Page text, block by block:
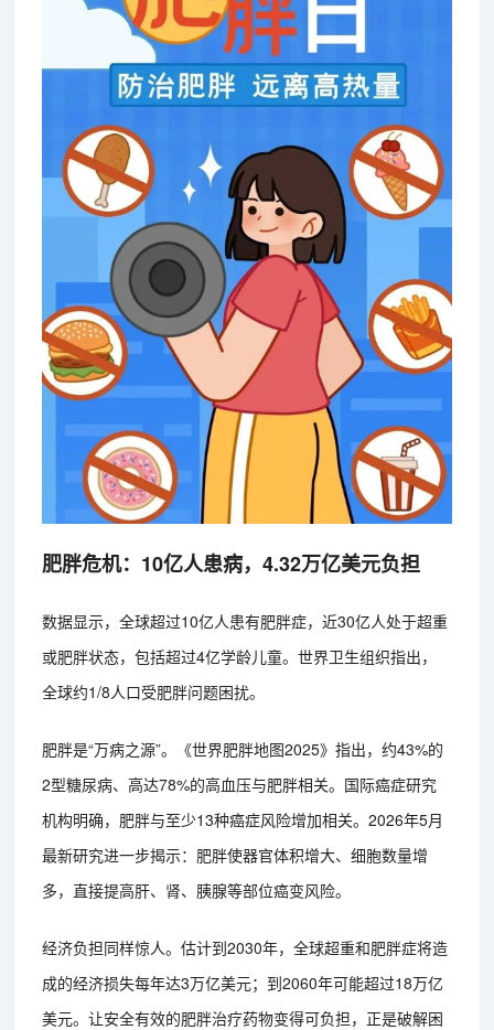
肥胖危机：10亿人患病，4.32万亿美元负担
数据显示，全球超过10亿人患有肥胖症，近30亿人处于超重
或肥胖状态，包括超过4亿学龄儿童。世界卫生组织指出，
全球约1/8人口受肥胖问题困扰。
肥胖是“万病之源”。《世界肥胖地图2025》指出，约43%的
2型糖尿病、高达78%的高血压与肥胖相关。国际癌症研究
机构明确，肥胖与至少13种癌症风险增加相关。2026年5月
最新研究进一步揭示：肥胖使器官体积增大、细胞数量增
多，直接提高肝、肾、胰腺等部位癌变风险。
经济负担同样惊人。估计到2030年，全球超重和肥胖症将造
成的经济损失每年达3万亿美元；到2060年可能超过18万亿
美元。让安全有效的肥胖治疗药物变得可负担，正是破解困